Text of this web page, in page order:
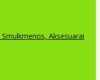
Smulkmenos, Aksesuarai